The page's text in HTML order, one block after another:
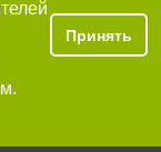
Принять